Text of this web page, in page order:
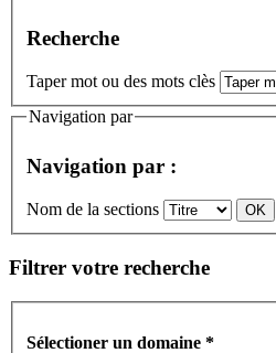
Recherche
Taper mot ou des mots clès
Navigation par
Navigation par :
Nom de la sections
Filtrer votre recherche
Sélectioner un domaine *